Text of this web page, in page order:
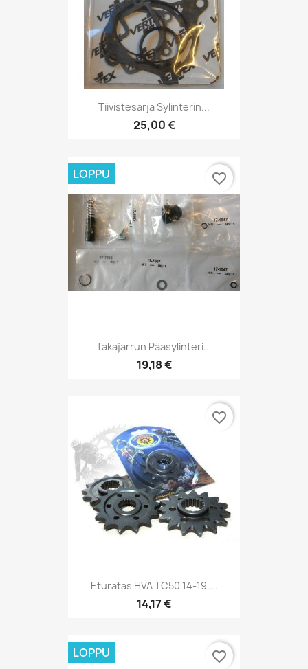
Tiivistesarja Sylinterin...
25,00 €
Takajarrun Pääsylinteri...
19,18 €
LOPPU favorite_border
Eturatas HVA TC50 14-19,...
14,17 €
favorite_border
LOPPU favorite_border